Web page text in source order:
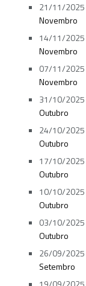
21/11/2025
Novembro
14/11/2025
Novembro
07/11/2025
Novembro
31/10/2025
Outubro
24/10/2025
Outubro
17/10/2025
Outubro
10/10/2025
Outubro
03/10/2025
Outubro
26/09/2025
Setembro